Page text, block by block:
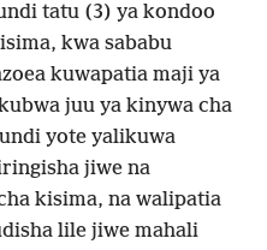
tatu (3) ya kondoo
kwa sababu
kuwapatia maji ya
juu ya kinywa cha
yote yalikuwa
jiwe na
kisima, na walipatia
lile jiwe mahali